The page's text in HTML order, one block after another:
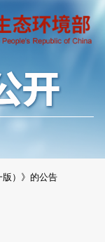
版）》的公告